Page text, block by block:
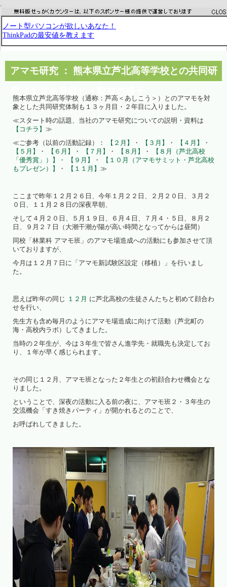
.
アマモ研究 ： 熊本県立芦北高等学校との共同研
熊本県立芦北高等学校（通称：芦高＜あしこう＞）とのアマモを対
象とした共同研究体制も１３ヶ月目・２年目に入りました。
≪スタート時の話題、当社のアマモ研究についての説明・資料は
【コチラ】 ≫
≪ご参考（以前の活動記録）：
【２月】 ・ 【３月】 ・ 【４月】
・
【５月】
・ 【６月】 ・ 【７月】 ・ 【８月】 ・
【８月（芦北高校
「優秀賞」）】・
【９月】 ・
【１０月（アマモサミット・芦北高校
もプレゼン）】
・ 【１１月】 ≫
ここまで昨年１２月２６日、今年１月２２日、２月２０日、３月２
０日、１１月２８日の深夜早朝、
そして４月２０日、５月１９日、６月４日、７月４・５日、８月２
日、９月２７日（大潮干潮が陽が高い時間となってからは昼間）
同校「林業科 アマモ班」のアマモ場造成への活動にも参加させて頂
いておりますが、
今月は１２月７日に「アマモ新試験区設定（移植）」を行いまし
た。
思えば昨年の同じ １２月 に芦北高校の生徒さんたちと初めて顔合わ
せを行い、
先生方も含め毎月のようにアマモ場造成に向けて活動（芦北町の
海・高校内ラボ）してきました。
当時の２年生が、今は３年生で皆さん進学先・就職先も決定してお
り、１年が早く感じられます。
その同じ１２月、アマモ班となった２年生との初顔合わせ機会とな
りました。
ということで、深夜の活動に入る前の夜に、アマモ班２・３年生の
交流機会「すき焼きパーティ」が開かれるとのことで、
お呼ばれしてきました。